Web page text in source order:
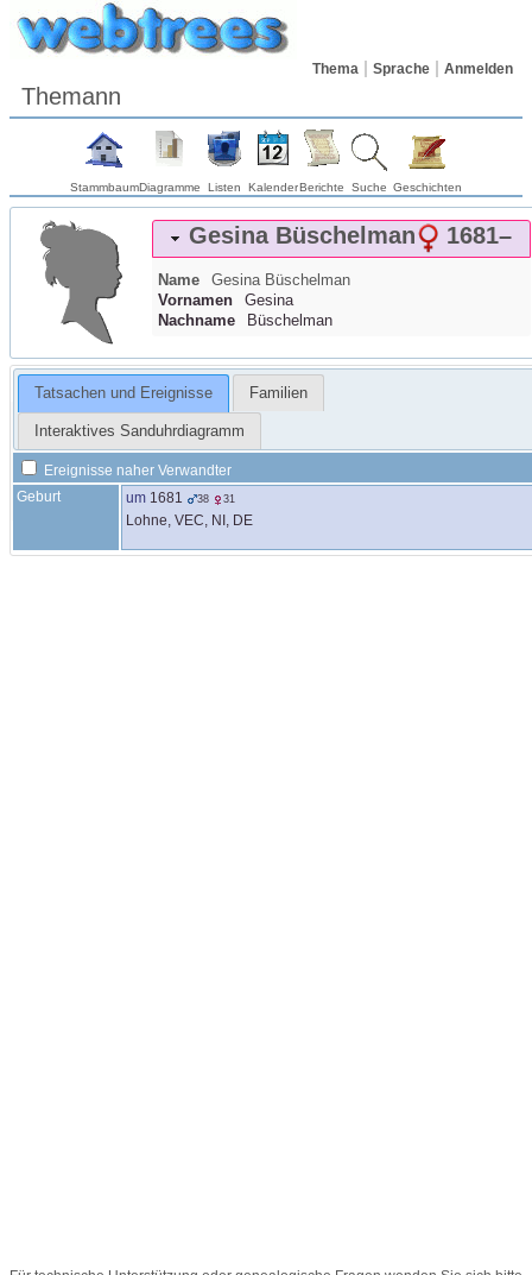
Thema Sprache Anmelden
Themann
StammbaumDiagramme Listen KalenderBerichte Suche Geschichten
Gesina Büschelman 1681–
Name Gesina Büschelman
Vornamen
Gesina
Nachname
Büschelman
Tatsachen und Ereignisse Familien
Interaktives Sanduhrdiagramm
Ereignisse naher Verwandter
Geburt
um 1681 38 31
Lohne, VEC, NI, DE